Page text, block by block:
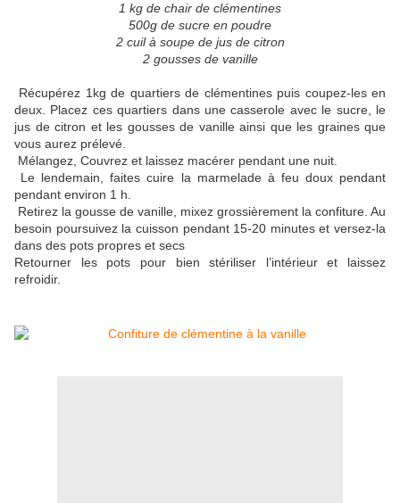
1 kg de chair de clémentines
500g de sucre en poudre
2 cuil à soupe de jus de citron
2 gousses de vanille
Récupérez 1kg de quartiers de clémentines puis coupez-les en
deux. Placez ces quartiers dans une casserole avec le sucre, le
jus de citron et les gousses de vanille ainsi que les graines que
vous aurez prélevé.
Mélangez, Couvrez et laissez macérer pendant une nuit.
Le lendemain, faites cuire la marmelade à feu doux pendant
pendant environ 1 h.
Retirez la gousse de vanille, mixez grossièrement la confiture. Au
besoin poursuivez la cuisson pendant 15-20 minutes et versez-la
dans des pots propres et secs
Retourner les pots pour bien stériliser l’intérieur et laissez
refroidir.